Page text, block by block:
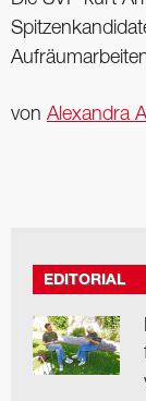
von Alexandra
EDITORIAL